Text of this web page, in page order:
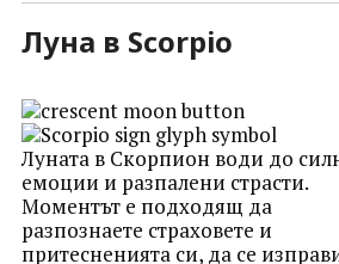
Луна в Scorpio
Луната в Скорпион води до
емоции и разпалени страсти.
Моментът е подходящ да
разпознаете страховете и
притесненията си, да се